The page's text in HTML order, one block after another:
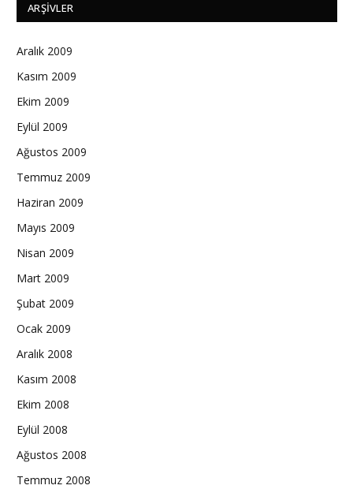
ARŞIVLER
Aralık 2009
Kasım 2009
Ekim 2009
Eylül 2009
Ağustos 2009
Temmuz 2009
Haziran 2009
Mayıs 2009
Nisan 2009
Mart 2009
Şubat 2009
Ocak 2009
Aralık 2008
Kasım 2008
Ekim 2008
Eylül 2008
Ağustos 2008
Temmuz 2008